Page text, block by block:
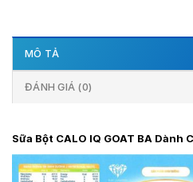
MÔ TẢ
ĐÁNH GIÁ (0)
Sữa Bột CALO IQ GOAT BA